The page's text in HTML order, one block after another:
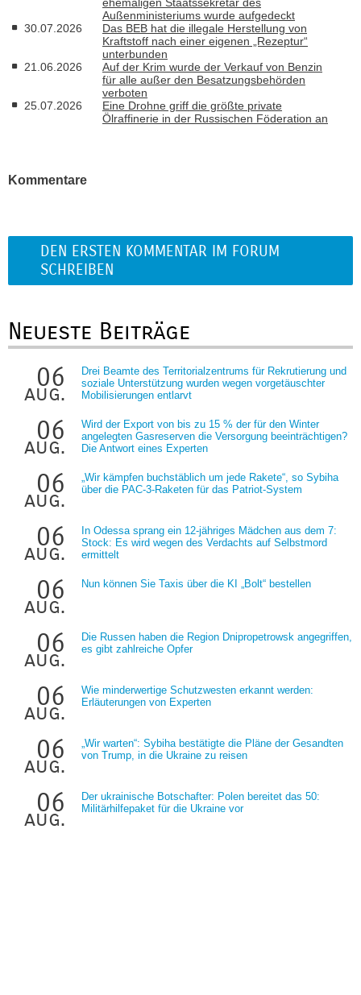
Außenministeriums wurde aufgedeckt
30.07.2026
Das BEB hat die illegale Herstellung von
Kraftstoff nach einer eigenen „Rezeptur“
unterbunden
21.06.2026
Auf der Krim wurde der Verkauf von Benzin
für alle außer den Besatzungsbehörden
verboten
25.07.2026
Eine Drohne griff die größte private
Ölraffinerie in der Russischen Föderation an
Kommentare
DEN ERSTEN KOMMENTAR IM FORUM
SCHREIBEN
Neueste Beiträge
06
aug.
Drei Beamte des Territorialzentrums für Rekrutierung und
soziale Unterstützung wurden wegen vorgetäuschter
Mobilisierungen entlarvt
06
aug.
Wird der Export von bis zu 15 % der für den Winter
angelegten Gasreserven die Versorgung beeinträchtigen?
Die Antwort eines Experten
06
aug.
„Wir kämpfen buchstäblich um jede Rakete“, so Sybiha
über die PAC-3-Raketen für das Patriot-System
06
aug.
In Odessa sprang ein 12-jähriges Mädchen aus dem 7:
Stock: Es wird wegen des Verdachts auf Selbstmord
ermittelt
06
aug.
Nun können Sie Taxis über die KI „Bolt“ bestellen
06
aug.
Die Russen haben die Region Dnipropetrowsk angegriffen,
es gibt zahlreiche Opfer
06
aug.
Wie minderwertige Schutzwesten erkannt werden:
Erläuterungen von Experten
06
aug.
„Wir warten“: Sybiha bestätigte die Pläne der Gesandten
von Trump, in die Ukraine zu reisen
06
aug.
Der ukrainische Botschafter: Polen bereitet das 50:
Militärhilfepaket für die Ukraine vor